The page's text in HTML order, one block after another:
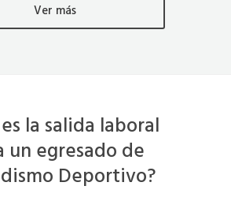
Ver más
la salida laboral
un egresado de
Deportivo?